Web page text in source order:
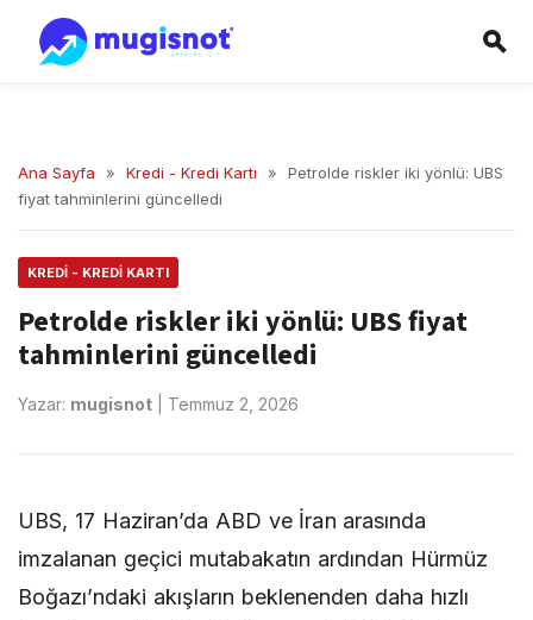
Ana Sayfa » Kredi - Kredi Kartı »
Petrolde riskler iki yönlü: UBS
fiyat tahminlerini güncelledi
KREDI - KREDI KARTI
Petrolde riskler iki yönlü: UBS fiyat
tahminlerini güncelledi
Yazar: mugisnot Temmuz 2, 2026
UBS, 17 Haziran’da ABD ve İran arasında
imzalanan geçici mutabakatın ardından Hürmüz
Boğazı’ndaki akışların beklenenden daha hızlı